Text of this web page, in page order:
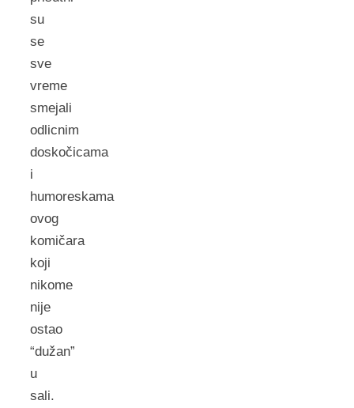
su
se
sve
vreme
smejali
odlicnim
doskočicama
i
humoreskama
ovog
komičara
koji
nikome
nije
ostao
“dužan”
u
sali.